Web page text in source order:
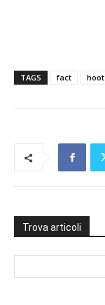
TAGS fact hoot
Trova articoli